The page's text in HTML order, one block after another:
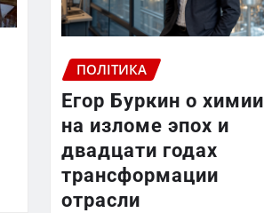
ПОЛІТИКА
Егор Буркин о химии
на изломе эпох и
двадцати годах
трансформации
отрасли